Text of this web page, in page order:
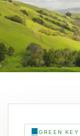
GREEN KEY